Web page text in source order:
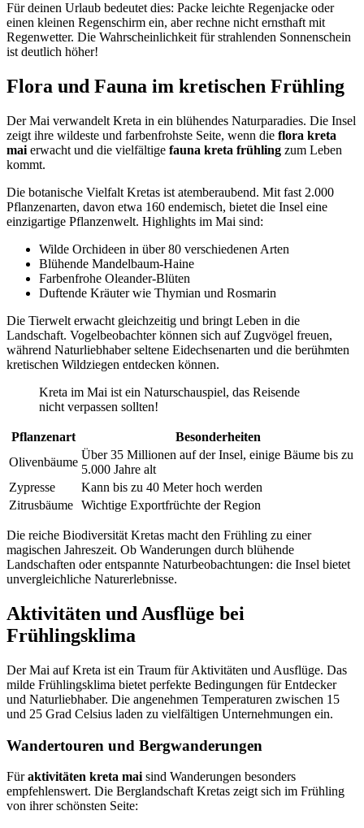
Für deinen Urlaub bedeutet dies: Packe leichte Regenjacke oder
einen kleinen Regenschirm ein, aber rechne nicht ernsthaft mit
Regenwetter. Die Wahrscheinlichkeit für strahlenden Sonnenschein
ist deutlich höher!
Flora und Fauna im kretischen Frühling
Der Mai verwandelt Kreta in ein blühendes Naturparadies. Die Insel
zeigt ihre wildeste und farbenfrohste Seite, wenn die flora kreta
mai erwacht und die vielfältige fauna kreta frühling zum Leben
kommt.
Die botanische Vielfalt Kretas ist atemberaubend. Mit fast 2.000
Pflanzenarten, davon etwa 160 endemisch, bietet die Insel eine
einzigartige Pflanzenwelt. Highlights im Mai sind:
Wilde Orchideen in über 80 verschiedenen Arten
Blühende Mandelbaum-Haine
Farbenfrohe Oleander-Blüten
Duftende Kräuter wie Thymian und Rosmarin
Die Tierwelt erwacht gleichzeitig und bringt Leben in die
Landschaft. Vogelbeobachter können sich auf Zugvögel freuen,
während Naturliebhaber seltene Eidechsenarten und die berühmten
kretischen Wildziegen entdecken können.
Kreta im Mai ist ein Naturschauspiel, das Reisende
nicht verpassen sollten!
Pflanzenart
Besonderheiten
Olivenbäume
Über 35 Millionen auf der Insel, einige Bäume bis zu
5.000 Jahre alt
Zypresse
Kann bis zu 40 Meter hoch werden
Zitrusbäume Wichtige Exportfrüchte der Region
Die reiche Biodiversität Kretas macht den Frühling zu einer
magischen Jahreszeit. Ob Wanderungen durch blühende
Landschaften oder entspannte Naturbeobachtungen: die Insel bietet
unvergleichliche Naturerlebnisse.
Aktivitäten und Ausflüge bei
Frühlingsklima
Der Mai auf Kreta ist ein Traum für Aktivitäten und Ausflüge. Das
milde Frühlingsklima bietet perfekte Bedingungen für Entdecker
und Naturliebhaber. Die angenehmen Temperaturen zwischen 15
und 25 Grad Celsius laden zu vielfältigen Unternehmungen ein.
Wandertouren und Bergwanderungen
Füraktivitäten kreta maisind Wanderungen besonders
empfehlenswert. Die Berglandschaft Kretas zeigt sich im Frühling
von ihrer schönsten Seite: